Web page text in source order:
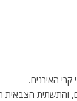
והתשתית הצבאית